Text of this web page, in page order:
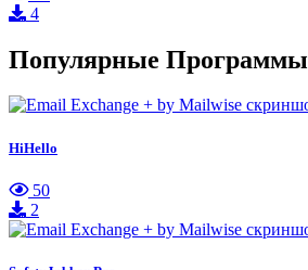
4
Популярные Программы
HiHello
50
2